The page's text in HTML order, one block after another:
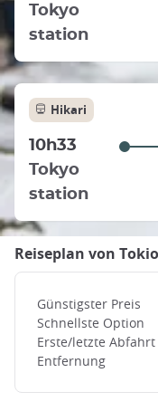
Tokyo
station
Hikari
10h33
Tokyo
station
Reiseplan von Tokio
Günstigster Preis
Schnellste Option
Erste/letzte Abfahrt
Entfernung